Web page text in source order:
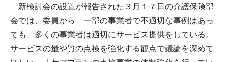
新検討会の設置が報告された３月１７日の介護保険部
会では、委員から「一部の事業者で不適切な事例はあっ
ても、多くの事業者は適切にサービス提供をしている。
サービスの量や質の点検を強化する観点で議論を深めて